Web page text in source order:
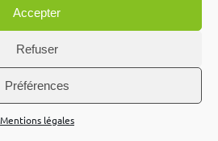
Accepter
Refuser
Préférences
Mentions légales